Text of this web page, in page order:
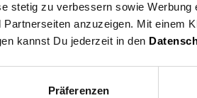
stetig zu verbessern sowie
anzuzeigen. Mit einem
kannst Du jederzeit in den
Präferenzen
- ohne OVP/Neutrale